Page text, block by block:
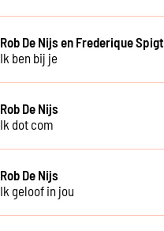
Rob De Nijs en Frederique Spigt
Ik ben bij je
Rob De Nijs
Ik dot com
Rob De Nijs
Ik geloof in jou